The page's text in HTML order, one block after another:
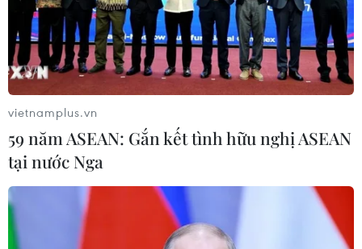
Hàng chục nhân chứng tại bệnh viện Douma khẳng
định đoạn video mà cả thế giới xem, trong đó có những
người được xem như là nạn nhân vũ khí hóa học cùng
với nhân viên cứu trợ, đều là "giả mạo."
vietnamplus.vn
59 năm ASEAN: Gắn kết tình hữu nghị ASEAN
tại nước Nga